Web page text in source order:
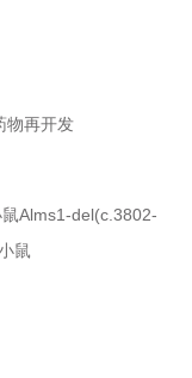
物再开发
Alms1-del(c.3802-
鼠